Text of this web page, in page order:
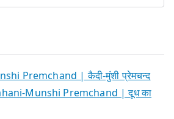
Premchand | कैदी-मुंशी प्रेमचन्द
Munshi Premchand | दूध का